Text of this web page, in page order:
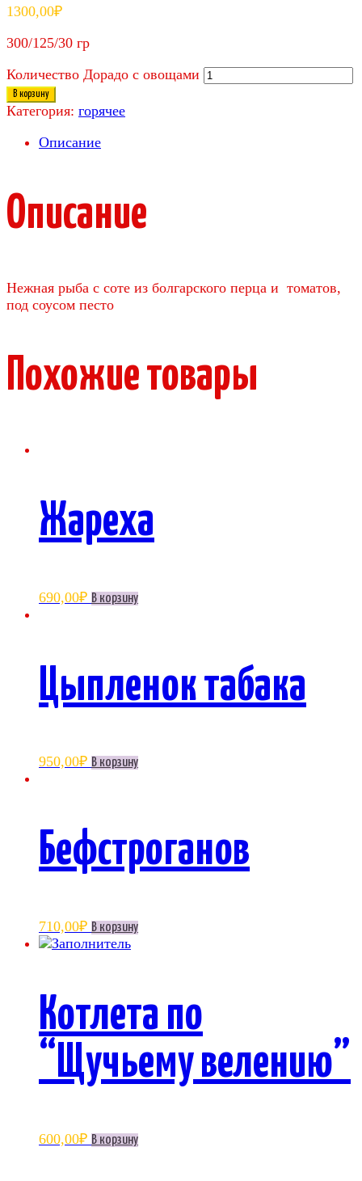
1300,00₽
300/125/30 гр
Количество Дорадо с овощами
В корзину
Категория: горячее
Описание
Описание
Нежная рыба с соте из болгарского перца и томатов,
под соусом песто
Похожие товары
Жареха
690,00₽ В корзину
Цыпленок табака
950,00₽ В корзину
Бефстроганов
710,00₽ В корзину
Котлета по
“Щучьему велению”
600,00₽ В корзину